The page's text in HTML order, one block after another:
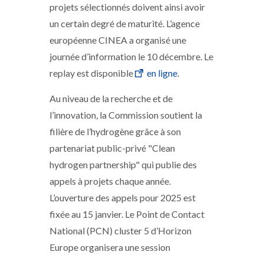
projets sélectionnés doivent ainsi avoir
un certain degré de maturité. L’agence
européenne CINEA a organisé une
journée d’information le 10 décembre. Le
replay est disponible
en ligne
Au niveau de la recherche et de
l’innovation, la Commission soutient la
filière de l’hydrogène grâce à son
partenariat public-privé "Clean
hydrogen partnership" qui publie des
appels à projets chaque année.
L’ouverture des appels pour 2025 est
fixée au 15 janvier. Le Point de Contact
National (PCN) cluster 5 d’Horizon
Europe organisera une session